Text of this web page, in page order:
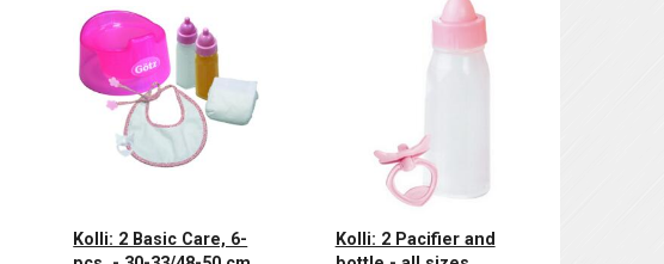
Kolli: 2 Basic Care, 6-
Kolli: 2 Pacifier and